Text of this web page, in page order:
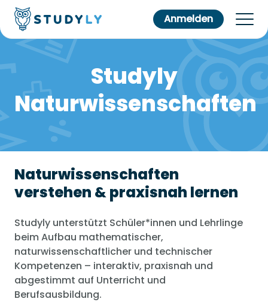
Anmelden
Studyly
Naturwissenschaften
Naturwissenschaften
verstehen & praxisnah lernen
Studyly unterstützt Schüler*innen und Lehrlinge
beim Aufbau mathematischer,
naturwissenschaftlicher und technischer
Kompetenzen – interaktiv, praxisnah und
abgestimmt auf Unterricht und
Berufsausbildung.